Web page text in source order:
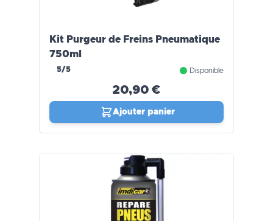
Kit Purgeur de Freins Pneumatique
750ml
5/5 Disponible
20,90 €
Ajouter panier